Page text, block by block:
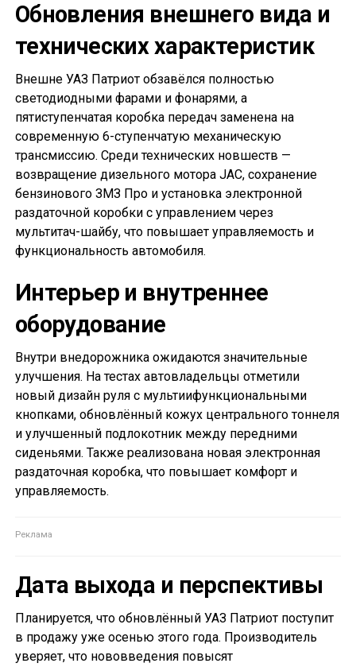
Обновления внешнего вида и
технических характеристик
Внешне УАЗ Патриот обзавёлся полностью
светодиодными фарами и фонарями, а
пятиступенчатая коробка передач заменена на
современную 6-ступенчатую механическую
трансмиссию. Среди технических новшеств —
возвращение дизельного мотора JAC, сохранение
бензинового ЗМЗ Про и установка электронной
раздаточной коробки с управлением через
мультитач-шайбу, что повышает управляемость и
функциональность автомобиля.
Интерьер и внутреннее
оборудование
Внутри внедорожника ожидаются значительные
улучшения. На тестах автовладельцы отметили
новый дизайн руля с мультиифункциональными
кнопками, обновлённый кожух центрального тоннеля
и улучшенный подлокотник между передними
сиденьями. Также реализована новая электронная
раздаточная коробка, что повышает комфорт и
управляемость.
Дата выхода и перспективы
Планируется, что обновлённый УАЗ Патриот поступит
в продажу уже осенью этого года. Производитель
уверяет, что нововведения повысят